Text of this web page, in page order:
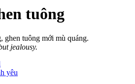
tuông
ghen tuông mới mù quáng.
jealousy.
yêu